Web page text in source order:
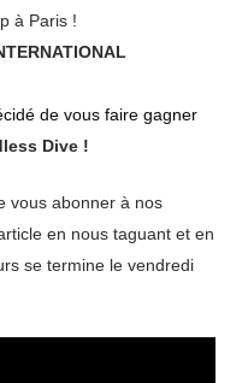
à Paris !
de vous faire gagner
Dive !
vous abonner à nos
en nous taguant et en
se termine le vendredi